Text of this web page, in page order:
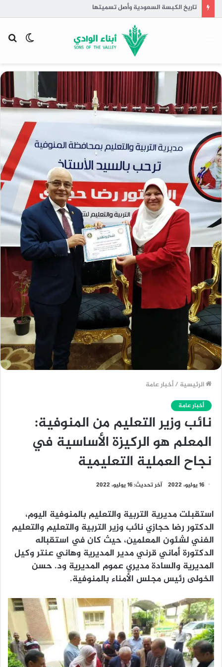
تاريخ الكبسة السعودية وأصل تسميتها
الوضع
الرئيسية /أخبار عامة
أخبار عامة
نائب وزير التعليم من المنوفية:
المعلم هو الركيزة الأساسية في
نجاح العملية التعليمية
16 يوليو، 2022 آخر تحديث: 16 يوليو، 2022
استقبلت مديرية التربية والتعليم بالمنوفية اليوم،
الدكتور رضا حجازي نائب وزير التربية والتعليم والتعليم
الفني لشئون المعلمين، حيث كان في استقباله
الدكتورة أماني قرني مدير المديرية وهاني عنتر وكيل
المديرية والسادة مديري عموم المديرية ود. حسن
الخولى رئيس مجلس الأمناء بالمنوفية.